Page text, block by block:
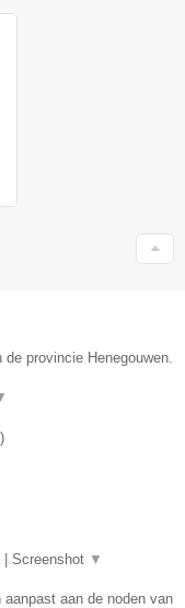
provincie Henegouwen.
)
| Screenshot ▼
aan de noden van